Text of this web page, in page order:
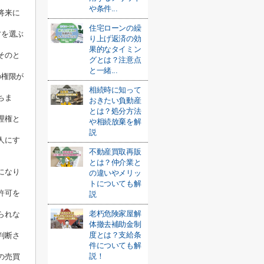
来に
選ぶ
のと
限が
ま
権と
にす
なり
可を
れな
断さ
売買
や条件...
住宅ローンの繰
り上げ返済の効
果的なタイミン
グとは？注意点
と一緒...
相続時に知って
おきたい負動産
とは？処分方法
や相続放棄を解
説
不動産買取再販
とは？仲介業と
の違いやメリッ
トについても解
説
老朽危険家屋解
体撤去補助金制
度とは？支給条
件についても解
説！